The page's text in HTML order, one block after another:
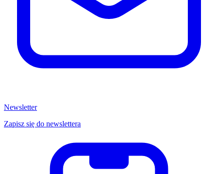
Newsletter
Zapisz się do newslettera